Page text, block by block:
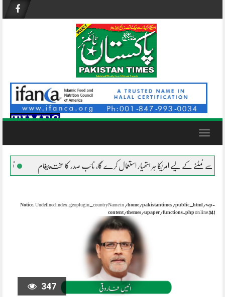
content
Toggle
لیے امریکا ہر ہتھیار استعمال کرے گا، نائب صدر کا سخت پیغام نظام ناکام ہو چکا
Notice: Undefined index: geoplugin_countryName in /home/pakistantimes/public_html/wp-
content/themes/upaper/functions.php on line341
347